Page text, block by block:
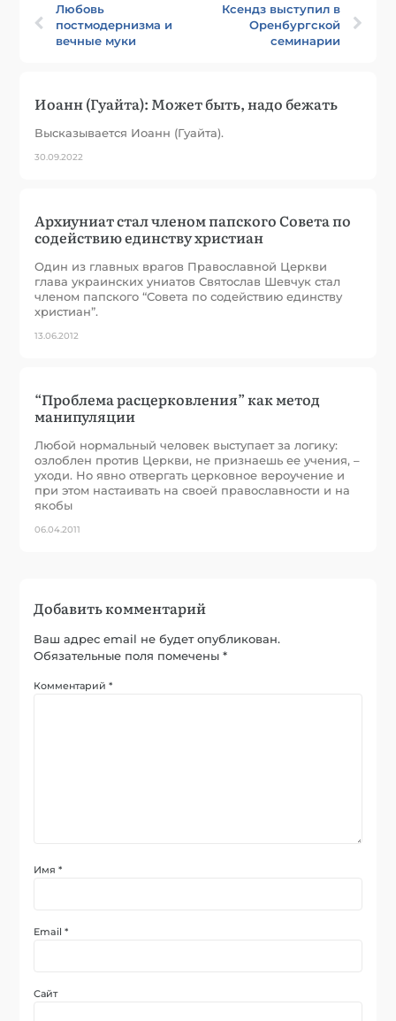
Любовь
постмодернизма и
вечные муки
Ксендз выступил в
Оренбургской
семинарии
Иоанн (Гуайта): Может быть, надо бежать
Высказывается Иоанн (Гуайта).
30.09.2022
Архиуниат стал членом папского Совета по
содействию единству христиан
Один из главных врагов Православной Церкви
глава украинских униатов Святослав Шевчук стал
членом папского “Совета по содействию единству
христиан”.
13.06.2012
“Проблема расцерковления” как метод
манипуляции
Любой нормальный человек выступает за логику:
озлоблен против Церкви, не признаешь ее учения, –
уходи. Но явно отвергать церковное вероучение и
при этом настаивать на своей православности и на
якобы
06.04.2011
Добавить комментарий
Ваш адрес email не будет опубликован.
Обязательные поля помечены*
Комментарий*
Имя*
Email*
Сайт